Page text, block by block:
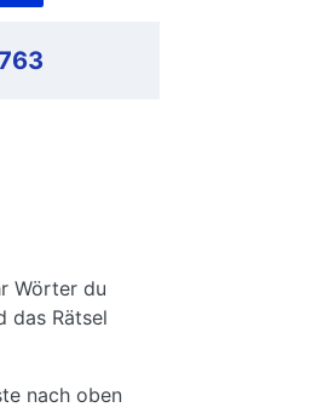
Wörter du
das Rätsel
nach oben